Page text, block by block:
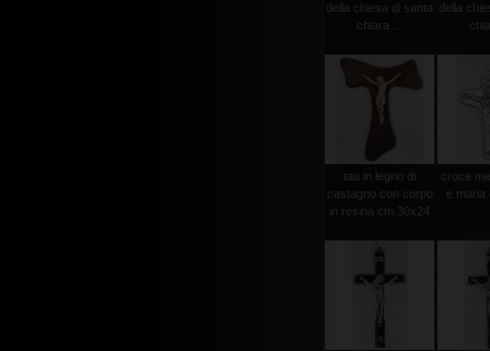
della chiesa di santa
chiara ...
della
tau in legno di
castagno con corpo
in resina cm.30x24
croce
e maria